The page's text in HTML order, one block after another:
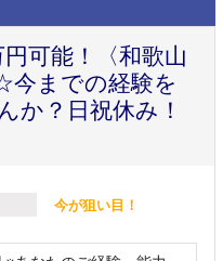
可能！〈和歌山
今までの経験を
か？日祝休み！
今が狙い目！